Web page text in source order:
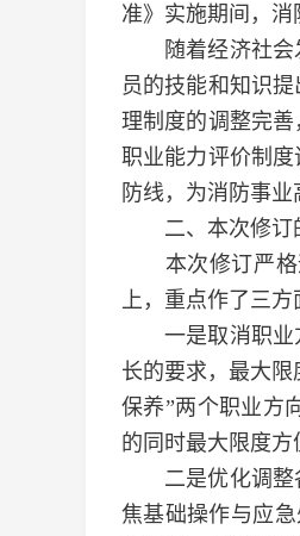
准》实施期间，消
随着经济社会发
员的技能和知识
理制度的调整完
职业能力评价制
防线，为消防事业
二、本次修订
本次修订严格
上，重点作了三方
一是取消职业方
长的要求，最大限
保养”两个职业方
的同时最大限度方
二是优化调整各
焦基础操作与应